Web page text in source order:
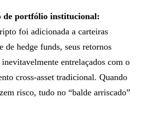
de portfólio institucional:
foi adicionada a carteiras
de hedge funds, seus retornos
entrelaçados com o
cross-asset tradicional. Quando
risco, tudo no “balde arriscado”